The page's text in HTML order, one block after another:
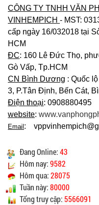
CÔNG TY TNHH VĂN
VINHEMPICH - MST:
cấp ngày 16/032018 tại
HCM
ĐC: 160 Lê Đức Thọ,
Gò Vấp, Tp.HCM
CN Bình Dương : Quốc
3, P.Tân Định, Bến Cát,
Điện thoại: 0908880495
website:
Email:
Đang Online:43
Hôm nay:9582
Hôm qua:28075
Tuần này:80000
Tổng truy cập: 5566091